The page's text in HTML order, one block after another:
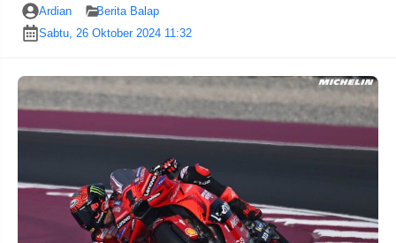
Ardian
Berita Balap
Sabtu, 26 Oktober 2024 11:32